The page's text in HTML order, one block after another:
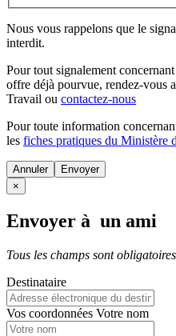
Nous vous rappelons que le
interdit.
Pour tout signalement concernant
offre déjà pourvue, rendez-vous
Travail ou contactez-nous
Pour toute information
les fiches pratiques du Ministère
Annuler
×
Envoyer à un ami
Tous les champs sont obligatoires
Destinataire
Vos coordonnées Votre nom